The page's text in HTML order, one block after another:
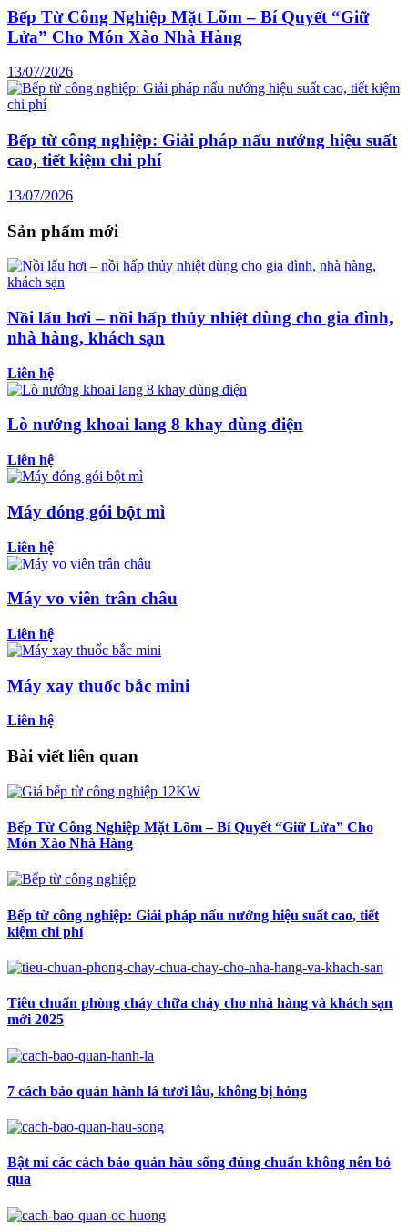
Bếp Từ Công Nghiệp Mặt Lõm – Bí Quyết “Giữ
Lửa” Cho Món Xào Nhà Hàng
13/07/2026
Bếp từ công nghiệp: Giải pháp nấu nướng hiệu suất
cao, tiết kiệm chi phí
13/07/2026
Sản phẩm mới
Nồi lẩu hơi – nồi hấp thủy nhiệt dùng cho gia đình,
nhà hàng, khách sạn
Liên hệ
Lò nướng khoai lang 8 khay dùng điện
Liên hệ
Máy đóng gói bột mì
Liên hệ
Máy vo viên trân châu
Liên hệ
Máy xay thuốc bắc mini
Liên hệ
Bài viết liên quan
Bếp Từ Công Nghiệp Mặt Lõm – Bí Quyết “Giữ Lửa” Cho
Món Xào Nhà Hàng
Bếp từ công nghiệp: Giải pháp nấu nướng hiệu suất cao, tiết
kiệm chi phí
Tiêu chuẩn phòng cháy chữa cháy cho nhà hàng và khách sạn
mới 2025
7 cách bảo quản hành lá tươi lâu, không bị hỏng
Bật mí các cách bảo quản hàu sống đúng chuẩn không nên bỏ
qua